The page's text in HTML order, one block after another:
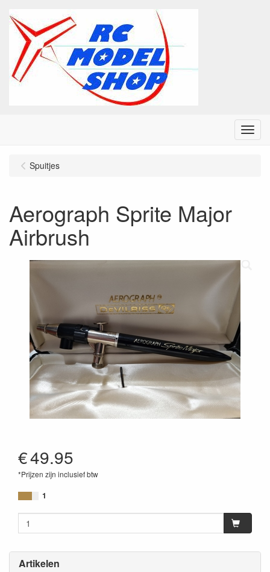
Menu
Artikelen
Spuitjes
Aerograph Sprite Major
Airbrush
€49.95
*Prijzen zijn inclusief btw
1